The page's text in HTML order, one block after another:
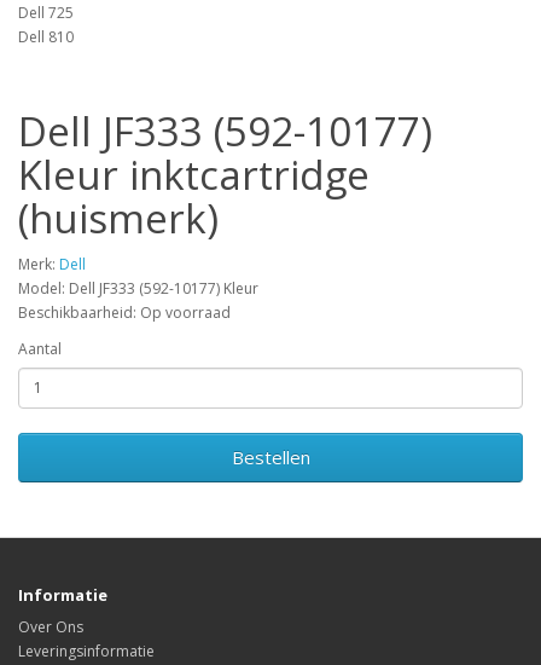
Dell 725
Dell 810
Dell JF333 (592-10177)
Kleur inktcartridge
(huismerk)
Merk: Dell
Model: Dell JF333 (592-10177) Kleur
Beschikbaarheid: Op voorraad
Aantal
Bestellen
Informatie
Over Ons
Leveringsinformatie